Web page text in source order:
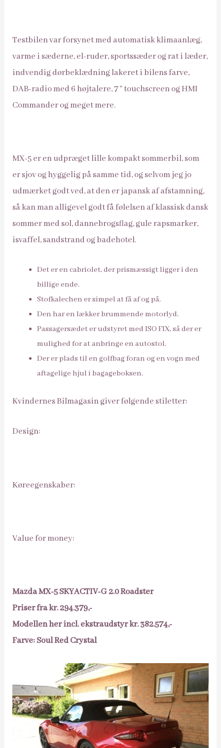
Testbilen var forsynet med automatisk klimaanlæg,
varme i sæderne, el-ruder, sportssæder og rat i læder,
indvendig dørbeklædning lakeret i bilens farve,
DAB-radio med 6 højtalere, 7 ” touchscreen og HMI
Commander og meget mere.
MX-5 er en udpræget lille kompakt sommerbil, som
er sjov og hyggelig på samme tid, og selvom jeg jo
udmærket godt ved, at den er japansk af afstamning,
så kan man alligevel godt få følelsen af klassisk dansk
sommer med sol, dannebrogsflag, gule rapsmarker,
isvaffel, sandstrand og badehotel.
Det er en cabriolet, der prismæssigt ligger i den
billige ende.
Stofkalechen er simpel at få af og på.
Den har en lækker brummende motorlyd.
Passagersædet er udstyret med ISO FIX, så der er
mulighed for at anbringe en autostol.
Der er plads til en golfbag foran og en vogn med
aftagelige hjul i bagageboksen.
Kvindernes Bilmagasin giver følgende stiletter:
Design:
Køreegenskaber:
Value for money:
Mazda MX-5 SKYACTIV-G 2.0 Roadster
Priser fra kr. 294.379,-
Modellen her incl. ekstraudstyr kr. 382.574,-
Farve: Soul Red Crystal